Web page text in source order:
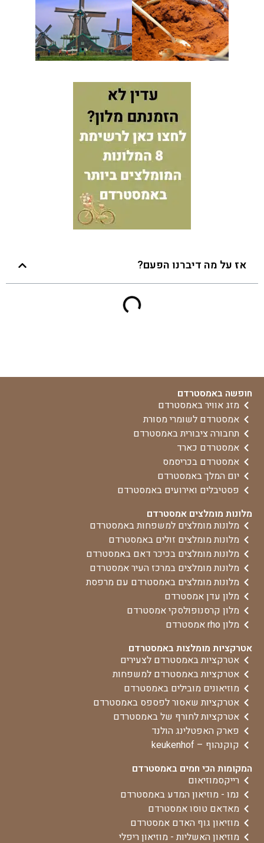
אז על מה דיברנו הפעם?
חופשה באמסטרדם
מזג אוויר באמסטרדם
אמסטרדם לשומרי מסורת
תחבורה ציבורית באמסטרדם
אמסטרדם כארד
אמסטרדם בכריסמס
יום המלך באמסטרדם
פסטיבלים ואירועים באמסטרדם
מלונות מומלצים אמסטרדם
מלונות מומלצים למשפחות באמסטרדם
מלונות מומלצים זולים באמסטרדם
מלונות מומלצים בכיכר דאם באמסטרדם
מלונות מומלצים במרכז העיר אמסטרדם
מלונות מומלצים באמסטרדם עם מרפסת
מלון עדן אמסטרדם
מלון קרסנופולסקי אמסטרדם
מלון rho אמסטרדם
אטרקציות מומלצות באמסטרדם
אטרקציות באמסטרדם לצעירים
אטרקציות באמסטרדם למשפחות
מוזיאונים מובילים באמסטרדם
אטרקציות שאסור לפספס באמסטרדם
אטרקציות לחורף של באמסטרדם
פארק האפטלינג הולנד
קוקנהוף – keukenhof
המקומות הכי חמים באמסטרדם
רייקסמוזיאום
נמו - מוזיאון המדע באמסטרדם
מאדאם טוסו אמסטרדם
מוזיאון גוף האדם אמסטרדם
מוזיאון האשליות - מוזיאון ריפלי